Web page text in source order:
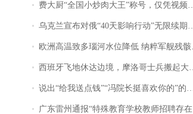
费大厨“全国小炒肉大王”称号，仅凭视频评出？中国烹饪协会回应
乌克兰宣布对俄“40天影响行动”无限续期，7月两国对轰数据均创纪录
欧洲高温致多瑙河水位降低 纳粹军舰残骸重见天日
西班牙飞地休达边境，摩洛哥士兵搬起大石块投向移民引争议，此前一天内数万人从摩洛哥涌入西班牙
说出“给我送点钱”“冯院长挺喜欢你的”的执行局局长被停职，被骚扰的当事人还有问题待解决
广东雷州通报“特殊教育学校教师招聘存在违规行为”：已启动问责程序 副校长被停职